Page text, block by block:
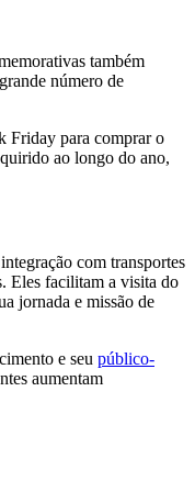
também
número de
Friday para comprar o
ao longo do ano,
com transportes
Eles facilitam a visita do
jornada e missão de
e seu público-
aumentam